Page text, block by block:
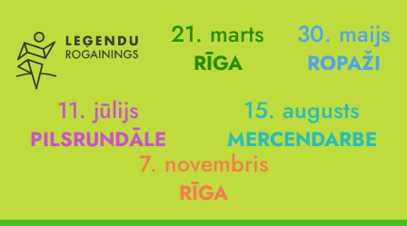
21. marts
RĪGA
30. maijs
ROPAŽI
11. jūlijs
PILSRUNDĀLE
15. augusts
MERCENDARBE
7. novembris
RĪGA